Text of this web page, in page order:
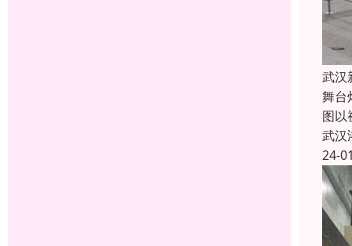
武汉
舞台
图以
武汉
24-